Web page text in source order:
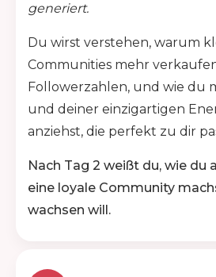
generiert.
Du wirst verstehen, warum
Communities mehr
Followerzahlen, und wie du
und deiner einzigartigen
anziehst, die perfekt zu dir
Nach Tag 2 weißt du, wie du
eine loyale Community
wachsen will.